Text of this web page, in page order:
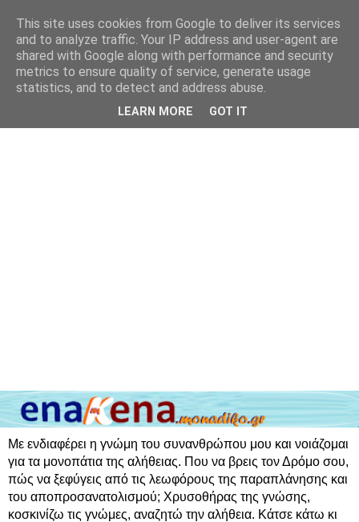
Με ενδιαφέρει η γνώμη του συνανθρώπου μου και νοιάζομαι
για τα μονοπάτια της αλήθειας. Που να βρεις τον Δρόμο σου,
πώς να ξεφύγεις από τις λεωφόρους της παραπλάνησης και
του αποπροσανατολισμού; Χρυσοθήρας της γνώσης,
κοσκινίζω τις γνώμες, αναζητώ την αλήθεια. Κάτσε κάτω κι
This site uses cookies from Google to deliver its services
and to analyze traffic. Your IP address and user-agent are
shared with Google along with performance and security
metrics to ensure quality of service, generate usage
statistics, and to detect and address abuse.
LEARN MORE GOT IT